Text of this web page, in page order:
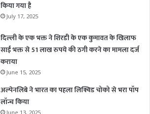
किया गया है
July 17, 2025
दिल्ली के एक भक्त ने शिरडी के एक कुमावत के खिलाफ
साईं भक्त से 51 लाख रुपये की ठगी करने का मामला दर्ज
कराया
June 15, 2025
अल्पेनलिबे ने भारत का पहला लिक्विड चोको से भरा पॉप
लॉन्च किया
June 13, 2025